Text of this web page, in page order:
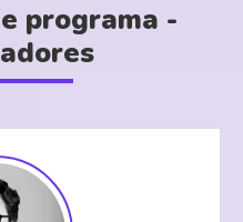
programa -